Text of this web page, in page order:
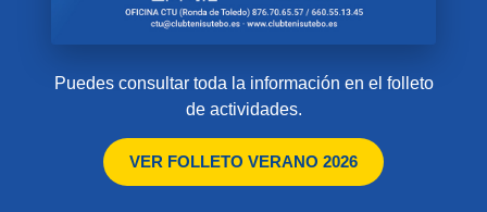
Puedes consultar toda la información en el folleto
de actividades.
VER FOLLETO VERANO 2026